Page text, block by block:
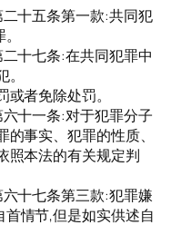
十五条第一款:共同犯
十七条:在共同犯罪中
者免除处罚。
十一条:对于犯罪分子
事实、犯罪的性质、
照本法的有关规定判
十七条第三款:犯罪嫌
情节,但是如实供述自